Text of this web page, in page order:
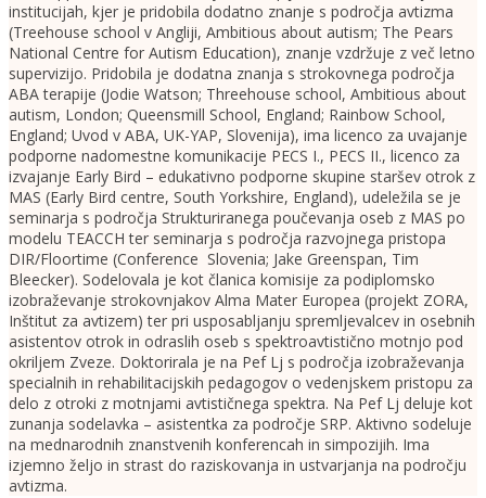
institucijah, kjer je pridobila dodatno znanje s področja avtizma
(Treehouse school v Angliji, Ambitious about autism; The Pears
National Centre for Autism Education), znanje vzdržuje z več letno
supervizijo. Pridobila je dodatna znanja s strokovnega področja
ABA terapije (Jodie Watson; Threehouse school, Ambitious about
autism, London; Queensmill School, England; Rainbow School,
England; Uvod v ABA, UK-YAP, Slovenija), ima licenco za uvajanje
podporne nadomestne komunikacije PECS I., PECS II., licenco za
izvajanje Early Bird – edukativno podporne skupine staršev otrok z
MAS (Early Bird centre, South Yorkshire, England), udeležila se je
seminarja s področja Strukturiranega poučevanja oseb z MAS po
modelu TEACCH ter seminarja s področja razvojnega pristopa
DIR/Floortime (Conference Slovenia; Jake Greenspan, Tim
Bleecker). Sodelovala je kot članica komisije za podiplomsko
izobraževanje strokovnjakov Alma Mater Europea (projekt ZORA,
Inštitut za avtizem) ter pri usposabljanju spremljevalcev in osebnih
asistentov otrok in odraslih oseb s spektroavtistično motnjo pod
okriljem Zveze. Doktorirala je na Pef Lj s področja izobraževanja
specialnih in rehabilitacijskih pedagogov o vedenjskem pristopu za
delo z otroki z motnjami avtističnega spektra. Na Pef Lj deluje kot
zunanja sodelavka – asistentka za področje SRP. Aktivno sodeluje
na mednarodnih znanstvenih konferencah in simpozijih. Ima
izjemno željo in strast do raziskovanja in ustvarjanja na področju
avtizma.